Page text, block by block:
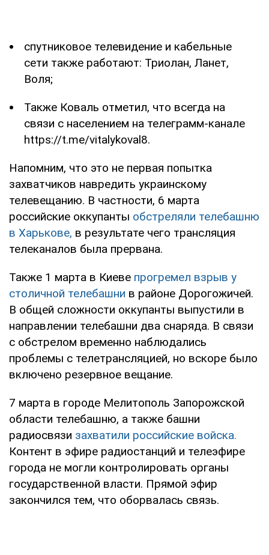
спутниковое телевидение и кабельные
сети также работают: Триолан, Ланет,
Воля;
Также Коваль отметил, что всегда на
связи с населением на телеграмм-канале
https://t.me/vitalykoval8.
Напомним, что это не первая попытка
захватчиков навредить украинскому
телевещанию. В частности, 6 марта
российские оккупанты обстреляли телебашню
в Харькове, в результате чего трансляция
телеканалов была прервана.
Также 1 марта в Киеве прогремел взрыв у
столичной телебашни в районе Дорогожичей.
В общей сложности оккупанты выпустили в
направлении телебашни два снаряда. В связи
с обстрелом временно наблюдались
проблемы с телетрансляцией, но вскоре было
включено резервное вещание.
7 марта в городе Мелитополь Запорожской
области телебашню, а также башни
радиосвязи захватили российские войска.
Контент в эфире радиостанций и телеэфире
города не могли контролировать органы
государственной власти. Прямой эфир
закончился тем, что оборвалась связь.